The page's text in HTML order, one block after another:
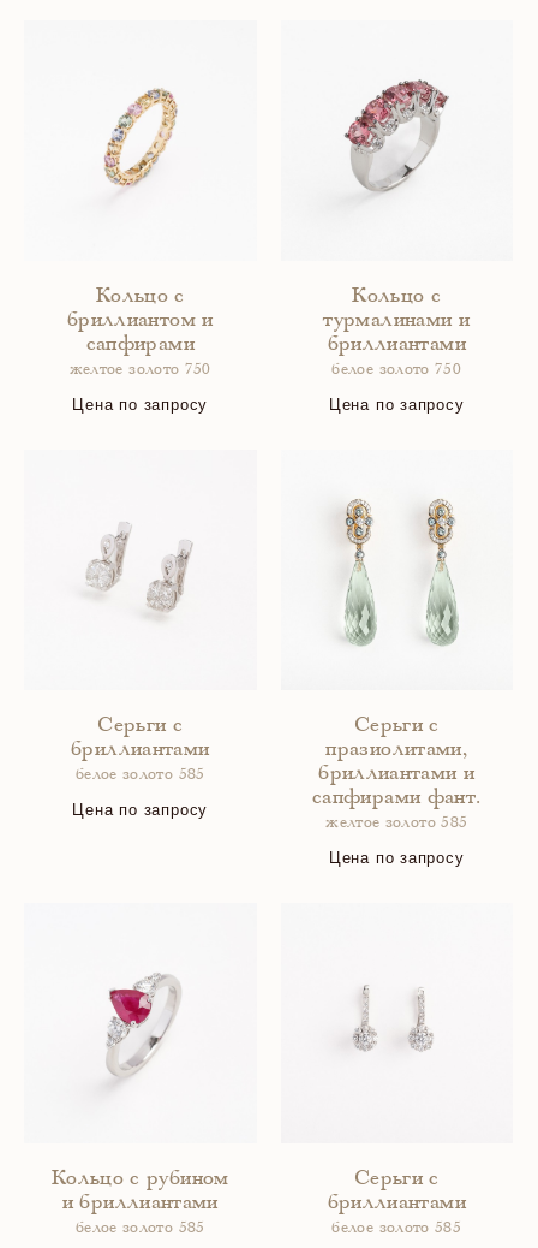
Кольцо с
бриллиантом и
сапфирами
желтое золото 750
Цена по запросу
Кольцо с
турмалинами и
бриллиантами
белое золото 750
Цена по запросу
Серьги с
бриллиантами
белое золото 585
Цена по запросу
Серьги с
празиолитами,
бриллиантами и
сапфирами фант.
желтое золото 585
Цена по запросу
Кольцо с рубином
и бриллиантами
белое золото 585
Серьги с
бриллиантами
белое золото 585